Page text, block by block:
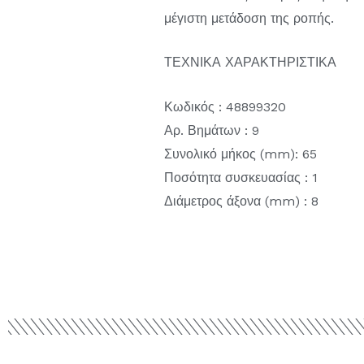
μέγιστη μετάδοση της ροπής.
ΤΕΧΝΙΚΑ ΧΑΡΑΚΤΗΡΙΣΤΙΚΑ
Κωδικός : 48899320
Αρ. Βημάτων : 9
Συνολικό μήκος (mm): 65
Ποσότητα συσκευασίας : 1
Διάμετρος άξονα (mm) : 8